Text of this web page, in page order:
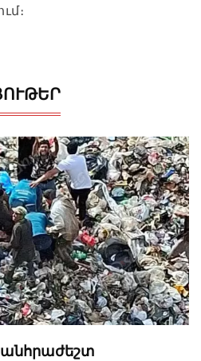
անհրաժեշտ